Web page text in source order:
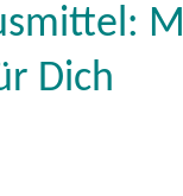
Dich